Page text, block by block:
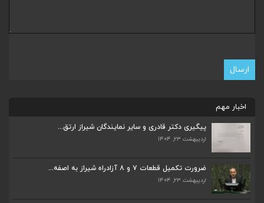
اخبار مهم
پیگیری دکتر قادری و سایر نمایندگان شیراز ارتق...
اردیبهشت ۲۳, ۱۴۰۴
ضرورت تکمیل قطعات ۷ و ۸ آزادراه شیراز به اصفه...
اردیبهشت ۲۳, ۱۴۰۴
ضرورت تکمیل قطعات ۷ و ۸ آزادراه شیراز به اصفه...
اردیبهشت ۲۳, ۱۴۰۴
قادری نماینده مردم شیراز و زرقان در مجلس شورا...